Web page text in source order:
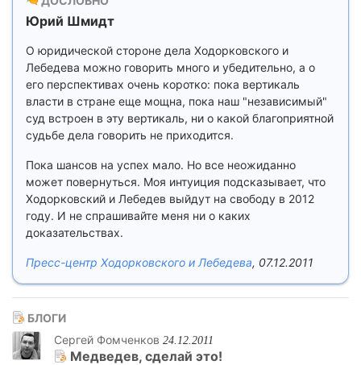
Юрий Шмидт
О юридической стороне дела Ходорковского и
Лебедева можно говорить много и убедительно, а о
его перспективах очень коротко: пока вертикаль
власти в стране еще мощна, пока наш "независимый"
суд встроен в эту вертикаль, ни о какой благоприятной
судьбе дела говорить не приходится.
Пока шансов на успех мало. Но все неожиданно
может повернуться. Моя интуиция подсказывает, что
Ходорковский и Лебедев выйдут на свободу в 2012
году. И не спрашивайте меня ни о каких
доказательствах.
Пресс-центр Ходорковского и Лебедева, 07.12.2011
БЛОГИ
Сергей Фомченков 24.12.2011
Медведев, сделай это!